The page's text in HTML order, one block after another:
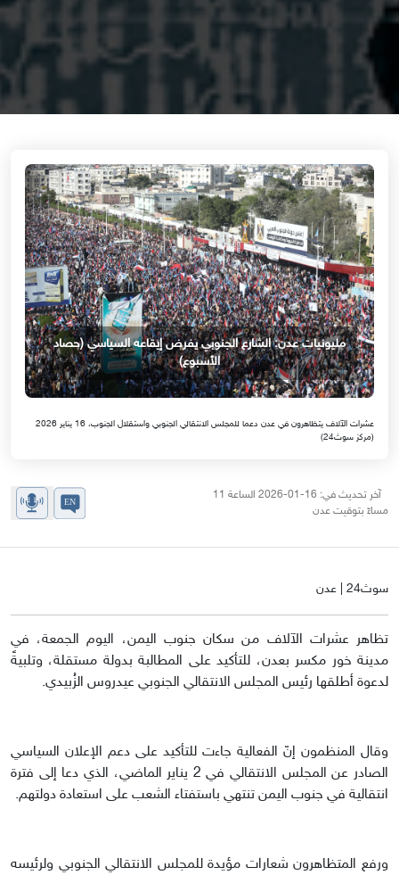
مليونيات عدن: الشارع الجنوبي يفرض إيقاعه السياسي (حصاد
الأسبوع)
عشرات الآلاف يتظاهرون في عدن دعما للمجلس الانتقالي الجنوبي واستقلال الجنوب، 16 يناير 2026
(مركز سوث24)
آخر تحديث في: 16-01-2026 الساعة 11
مساءً بتوقيت عدن
سوث24 | عدن
تظاهر عشرات الآلاف من سكان جنوب اليمن، اليوم الجمعة، في
مدينة خور مكسر بعدن، للتأكيد على المطالبة بدولة مستقلة، وتلبيةً
لدعوة أطلقها رئيس المجلس الانتقالي الجنوبي عيدروس الزُبيدي.
وقال المنظمون إنّ الفعالية جاءت للتأكيد على دعم الإعلان السياسي
الصادر عن المجلس الانتقالي في 2 يناير الماضي، الذي دعا إلى فترة
انتقالية في جنوب اليمن تنتهي باستفتاء الشعب على استعادة دولتهم.
ورفع المتظاهرون شعارات مؤيدة للمجلس الانتقالي الجنوبي ولرئيسه